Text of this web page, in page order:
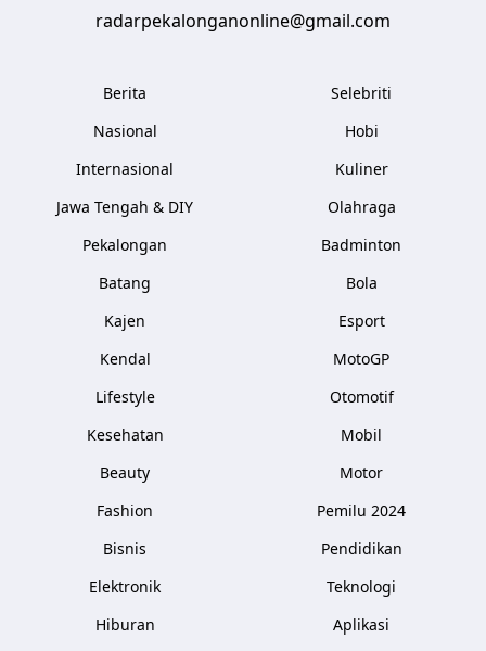
radarpekalonganonline@gmail.com
Berita
Nasional
Internasional
Jawa Tengah & DIY
Pekalongan
Batang
Kajen
Kendal
Lifestyle
Kesehatan
Beauty
Fashion
Bisnis
Elektronik
Hiburan
Selebriti
Hobi
Kuliner
Olahraga
Badminton
Bola
Esport
MotoGP
Otomotif
Mobil
Motor
Pemilu 2024
Pendidikan
Teknologi
Aplikasi